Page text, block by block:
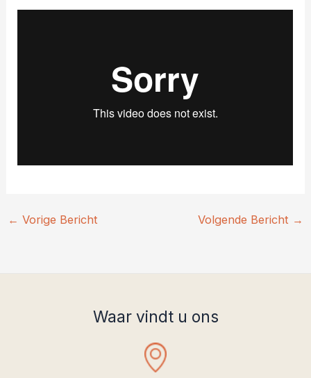
← Vorige Bericht Volgende Bericht →
Waar vindt u ons